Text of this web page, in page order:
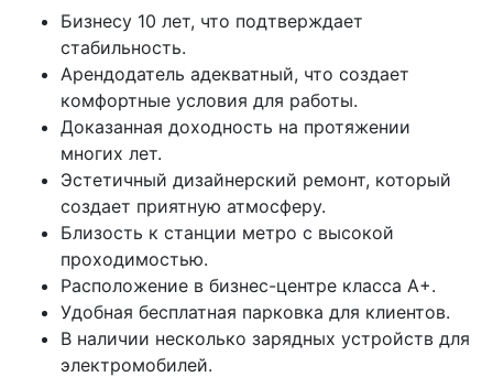
Бизнесу 10 лет, что подтверждает
стабильность.
Арендодатель адекватный, что создает
комфортные условия для работы.
Доказанная доходность на протяжении
многих лет.
Эстетичный дизайнерский ремонт, который
создает приятную атмосферу.
Близость к станции метро с высокой
проходимостью.
Расположение в бизнес-центре класса А+.
Удобная бесплатная парковка для клиентов.
В наличии несколько зарядных устройств для
электромобилей.